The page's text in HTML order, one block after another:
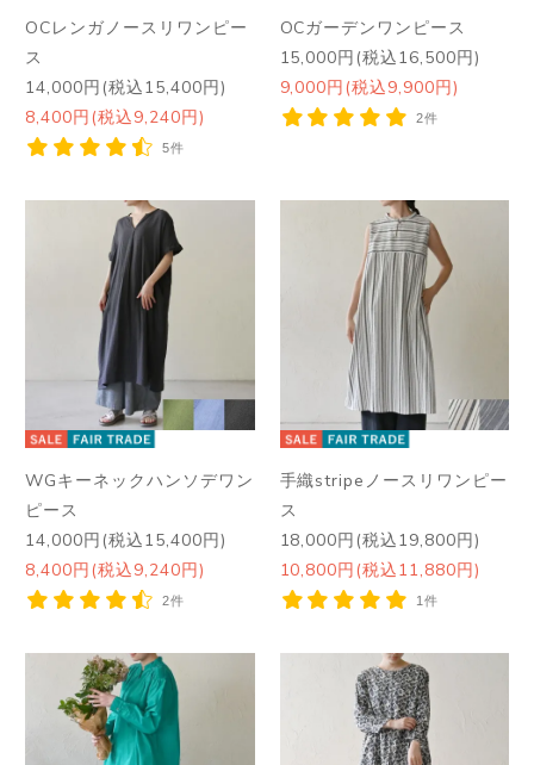
OCレンガノースリワンピー
ス
14,000円(税込15,400円)
8,400円(税込9,240円)
5件
OCガーデンワンピース
15,000円(税込16,500円)
9,000円(税込9,900円)
2件
WGキーネックハンソデワン
ピース
14,000円(税込15,400円)
8,400円(税込9,240円)
2件
手織stripeノースリワンピー
ス
18,000円(税込19,800円)
10,800円(税込11,880円)
1件